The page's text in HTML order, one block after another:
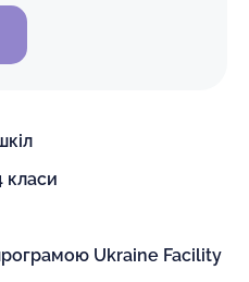
Ukraine Facility